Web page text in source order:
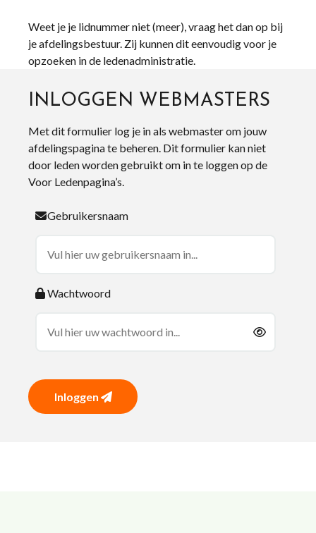
Weet je je lidnummer niet (meer), vraag het dan op bij
je afdelingsbestuur. Zij kunnen dit eenvoudig voor je
opzoeken in de ledenadministratie.
INLOGGEN WEBMASTERS
Met dit formulier log je in als webmaster om jouw
afdelingspagina te beheren. Dit formulier kan niet
door leden worden gebruikt om in te loggen op de
Voor Ledenpagina’s.
Gebruikersnaam
Wachtwoord
Inloggen